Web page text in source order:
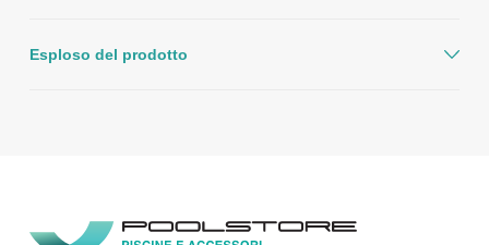
Esploso del prodotto